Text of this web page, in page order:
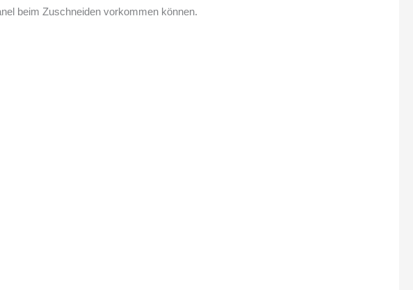
beim Zuschneiden vorkommen können.